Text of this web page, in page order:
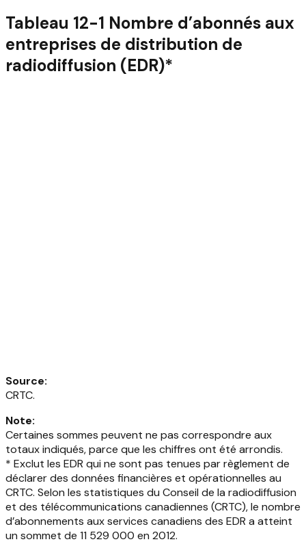
Tableau 12-1 Nombre d’abonnés aux
entreprises de distribution de
radiodiffusion (EDR)*
Source:
CRTC.
Note:
Certaines sommes peuvent ne pas correspondre aux
totaux indiqués, parce que les chiffres ont été arrondis.
* Exclut les EDR qui ne sont pas tenues par règlement de
déclarer des données financières et opérationnelles au
CRTC. Selon les statistiques du Conseil de la radiodiffusion
et des télécommunications canadiennes (CRTC), le nombre
d’abonnements aux services canadiens des EDR a atteint
un sommet de 11 529 000 en 2012.